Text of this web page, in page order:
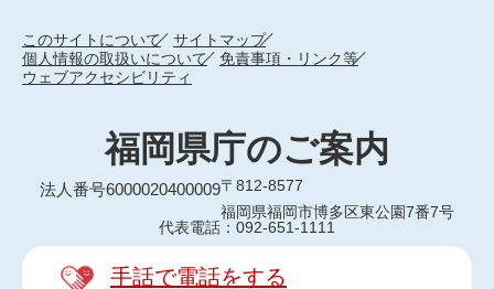
このサイトについて
サイトマップ
個人情報の取扱いについて
免責事項・リンク等
ウェブアクセシビリティ
福岡県庁のご案内
法人番号6000020400009〒812-8577
福岡県福岡市博多区東公園7番7号
代表電話：092-651-1111
手話で電話をする